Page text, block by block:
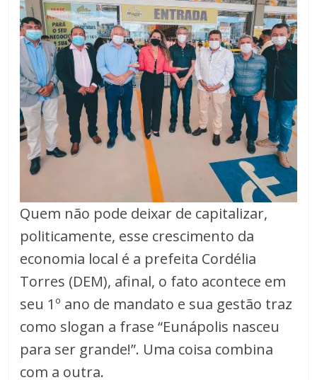
Quem não pode deixar de capitalizar,
politicamente, esse crescimento da
economia local é a prefeita Cordélia
Torres (DEM), afinal, o fato acontece em
seu 1º ano de mandato e sua gestão traz
como slogan a frase “Eunápolis nasceu
para ser grande!”. Uma coisa combina
com a outra.